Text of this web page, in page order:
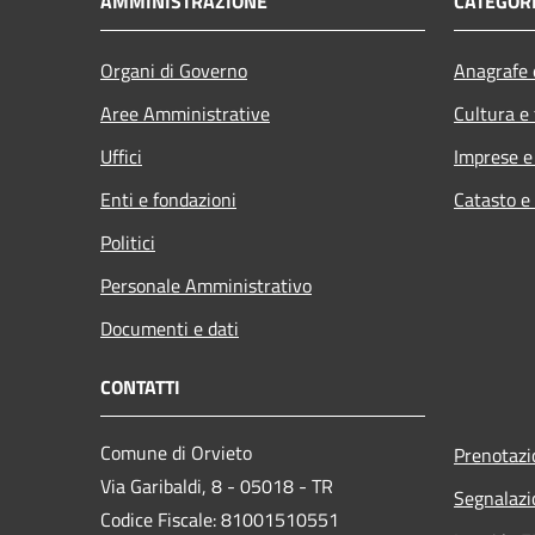
Organi di Governo
Aree Amministrative
Uffici
Enti e fondazioni
Politici
Personale Amministrativo
Documenti e dati
Cultura
Imprese
Catasto
CONTATTI
Comune di Orvieto
Via Garibaldi, 8 - 05018 - TR
Codice Fiscale: 81001510551